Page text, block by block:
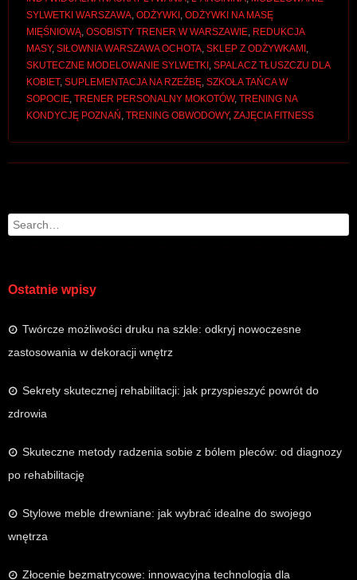
Search
Ostatnie wpisy
Twórcze możliwości druku na szkle: odkryj nowoczesne
zastosowania w dekoracji wnętrz
Sekrety skutecznej rehabilitacji: jak przyspieszyć powrót do
zdrowia
Skuteczne metody radzenia sobie z bólem pleców: od diagnozy
po rehabilitację
Stylowe meble drewniane: jak wybrać idealne do swojego
wnętrza
Złocenie bezmatrycowe: innowacyjna technologia dla
SYLWETKI WARSZAWA ODŻYWKI ODŻYWKI NA MASĘ
MIĘŚNIOWĄ OSOBISTY TRENER W WARSZAWIE REDUKCJA
MASY, SIŁOWNIA WARSZAWA OCHOTA SKLEP Z ODŻYWKAMI
SKUTECZNE MODELOWANIE SYLWETKI SPALACZ TŁUSZCZU DLA
KOBIET, SUPLEMENTACJA NA RZEŹBĘ SZKOŁA TAŃCA W
SOPOCIE TRENER PERSONALNY MOKOTÓW, TRENING NA
KONDYCJĘ POZNAŃ TRENING OBWODOWY, ZAJĘCIA FITNESS